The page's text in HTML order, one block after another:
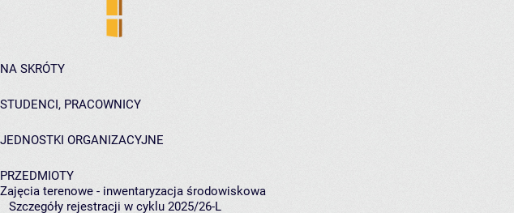
NA SKRÓTY
STUDENCI, PRACOWNICY
JEDNOSTKI ORGANIZACYJNE
PRZEDMIOTY
Zajęcia terenowe - inwentaryzacja środowiskowa
Szczegóły rejestracji w cyklu 2025/26-L